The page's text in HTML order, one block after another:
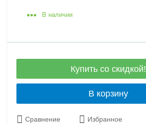
В наличии
Купить со скидкой!
В корзину
Сравнение Избранное